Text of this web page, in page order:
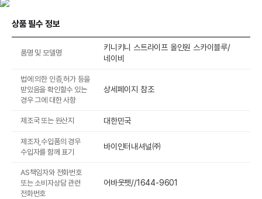
상품 필수 정보
품명 및 모델명
키니키니 스트라이프 올인원 스카이블루/
네이비
법에 의한 인증,허가 등을
받았음을 확인할수 있는
경우 그에 대한 사항
상세페이지 참조
제조국 또는 원산지 대한민국
제조자,수입품의 경우
수입자를 함께 표기
바이인터내셔널㈜
AS책임자와 전화번호
또는 소비자상담 관련
전화번호
어바웃펫//1644-9601